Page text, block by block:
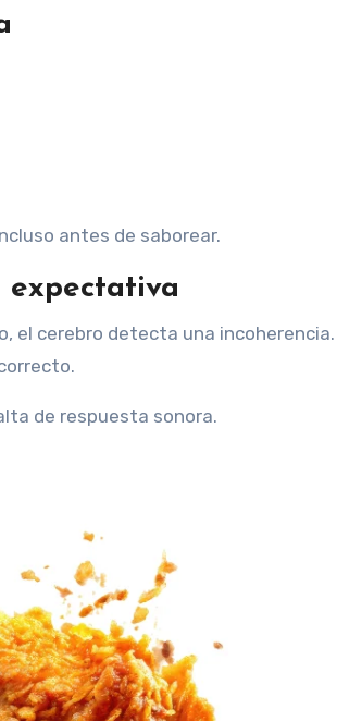
antes de saborear.
expectativa
el cerebro detecta una incoherencia.
de respuesta sonora.